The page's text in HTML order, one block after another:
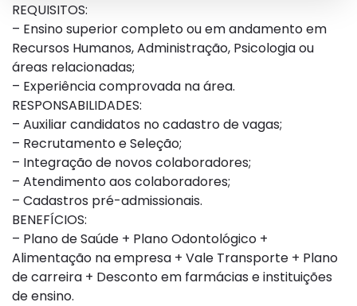
REQUISITOS:
– Ensino superior completo ou em andamento em
Recursos Humanos, Administração, Psicologia ou
áreas relacionadas;
– Experiência comprovada na área.
RESPONSABILIDADES:
– Auxiliar candidatos no cadastro de vagas;
– Recrutamento e Seleção;
– Integração de novos colaboradores;
– Atendimento aos colaboradores;
– Cadastros pré-admissionais.
BENEFÍCIOS:
– Plano de Saúde + Plano Odontológico +
Alimentação na empresa + Vale Transporte + Plano
de carreira + Desconto em farmácias e instituições
de ensino.